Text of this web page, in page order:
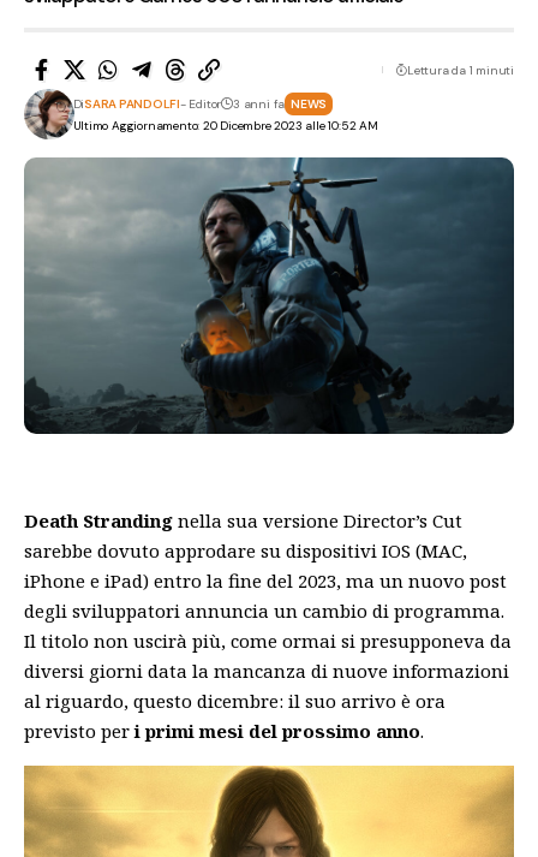
Ultimo Aggiornamento: 20 Dicembre 2023 alle 10:52 AM
DiSARA PANDOLFI- Editor 3 anni fa NEWS
Lettura da 1 minuti
Death Stranding nella sua versione Director’s Cut
sarebbe dovuto approdare su dispositivi IOS (MAC,
iPhone e iPad) entro la fine del 2023, ma un nuovo post
degli sviluppatori annuncia un cambio di programma.
Il titolo non uscirà più, come ormai si presupponeva da
diversi giorni data la mancanza di nuove informazioni
al riguardo, questo dicembre: il suo arrivo è ora
previsto peri primi mesi del prossimo anno.